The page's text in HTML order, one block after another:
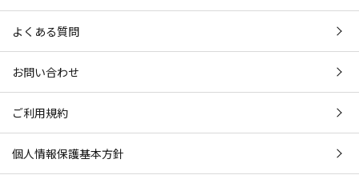
よくある質問
お問い合わせ
ご利用規約
個人情報保護基本方針